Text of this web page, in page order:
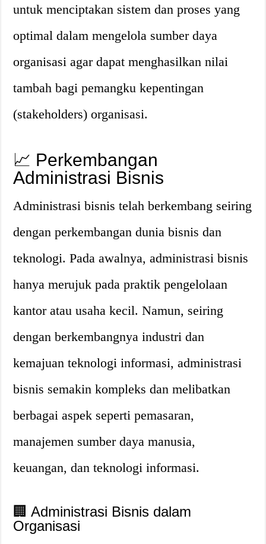
untuk menciptakan sistem dan proses yang
optimal dalam mengelola sumber daya
organisasi agar dapat menghasilkan nilai
tambah bagi pemangku kepentingan
(stakeholders) organisasi.
📈 Perkembangan
Administrasi Bisnis
Administrasi bisnis telah berkembang seiring
dengan perkembangan dunia bisnis dan
teknologi. Pada awalnya, administrasi bisnis
hanya merujuk pada praktik pengelolaan
kantor atau usaha kecil. Namun, seiring
dengan berkembangnya industri dan
kemajuan teknologi informasi, administrasi
bisnis semakin kompleks dan melibatkan
berbagai aspek seperti pemasaran,
manajemen sumber daya manusia,
keuangan, dan teknologi informasi.
🏢 Administrasi Bisnis dalam
Organisasi